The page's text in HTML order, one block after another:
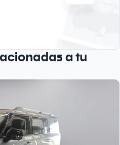
a tu